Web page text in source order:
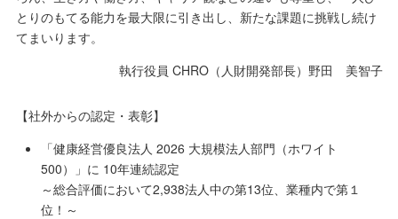
とりのもてる能力を最大限に引き出し、新たな課題に挑戦し続け
てまいります。
執行役員 CHRO（人財開発部長）野田 美智子
【社外からの認定・表彰】
「健康経営優良法人 2026 大規模法人部門（ホワイト
500）」に 10年連続認定
～総合評価において2,938法人中の第13位、業種内で第１
位！～